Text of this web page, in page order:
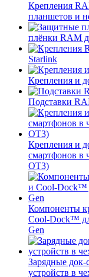
Крепления
планшетов и
плёнки RAM
Starlink
Крепления и
Подставки
Крепления и
смартфонов в
OT3)
Компоненты
Cool-Dock™
Gen
Зарядные
устройств в